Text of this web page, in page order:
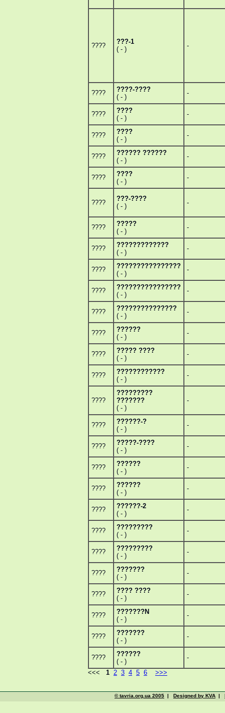
????
???-1
( - )
-
????
????-????
( - )
-
????
????
( - )
-
????
????
( - )
-
????
?????? ??????
( - )
-
????
????
( - )
-
????
???-????
( - )
-
????
?????
( - )
-
????
?????????????
( - )
-
????
????????????????
( - )
-
????
????????????????
( - )
-
????
???????????????
( - )
-
????
??????
( - )
-
????
????? ????
( - )
-
????
????????????
( - )
-
????
?????????
???????
( - )
-
????
??????-?
( - )
-
????
?????-????
( - )
-
????
??????
( - )
-
????
??????
( - )
-
????
??????-2
( - )
-
????
?????????
( - )
-
????
?????????
( - )
-
????
???????
( - )
-
????
???? ????
( - )
-
????
???????N
( - )
-
????
???????
( - )
-
????
??????
( - )
-
<<< 1 2 3 4 5 6 >>>
© tavria.org.ua 2005 | Designed by KVA |